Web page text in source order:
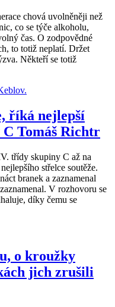
chová uvolněněji než
co se týče alkoholu,
čas. O zodpovědné
to totiž neplatí. Držet
Někteří se totiž
říká nejlepší
Tomáš Richtr
třídy skupiny C až na
střelce soutěže.
branek a zaznamenal
V rozhovoru se
díky čemu se
o kroužky
jich zrušili